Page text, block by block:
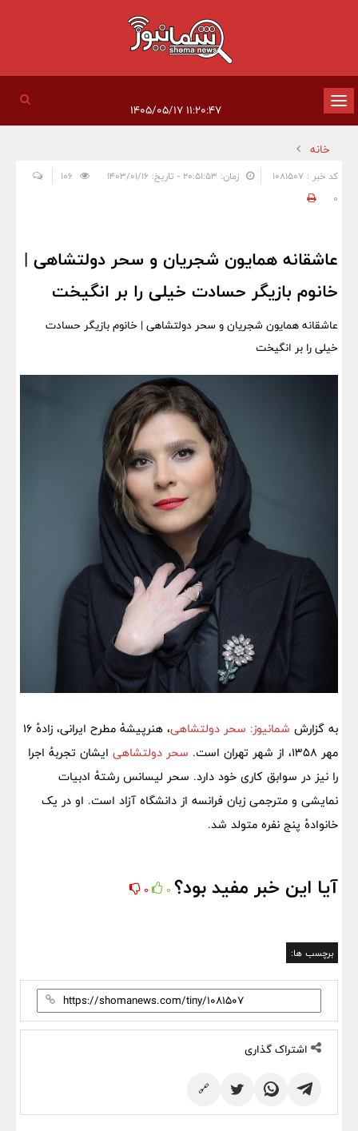
تغییر
وضعیت
ناوبری
۱۱:۲۰:۴۷ ۱۴۰۵/۰۵/۱۷
خانه
کد خبر : 1081507 زمان: ۲۰:۵۱:۵۳ - تاریخ: ۱۴۰۳/۰۱/۱۶
0
عاشقانه همایون شجریان و سحر دولتشاهی |
خانوم بازیگر حسادت خیلی را بر انگیخت
عاشقانه همایون شجریان و سحر دولتشاهی | خانوم بازیگر حسادت
خیلی را بر انگیخت
به گزارش شمانیوز: سحر دولتشاهی
، هنرپیشهٔ مطرح ایرانی، زادهٔ ۱۶
مهر ۱۳۵۸، از شهر تهران است.
سحر دولتشاهی ایشان تجربهٔ اجرا
را نیز در سوابق کاری خود دارد. سحر لیسانس رشتهٔ ادبیات
نمایشی و مترجمی زبان فرانسه از دانشگاه آزاد است. او در یک
خانوادهٔ پنج نفره متولد شد.
آیا این خبر مفید بود؟ 0
0
برچسب ها:
اشتراک گذاری
🔗